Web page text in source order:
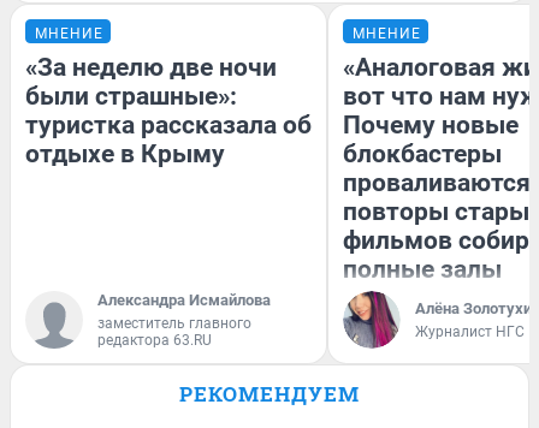
МНЕНИЕ
«За неделю две ночи
были страшные»:
туристка рассказала об
отдыхе в Крыму
Александра Исмайлова
заместитель главного
редактора 63.RU
МНЕНИЕ
«Аналоговая
вот что нам
Почему новые
блокбастеры
повторы
фильмов
полные залы
Алёна
Журналист НГС
РЕКОМЕНДУЕМ